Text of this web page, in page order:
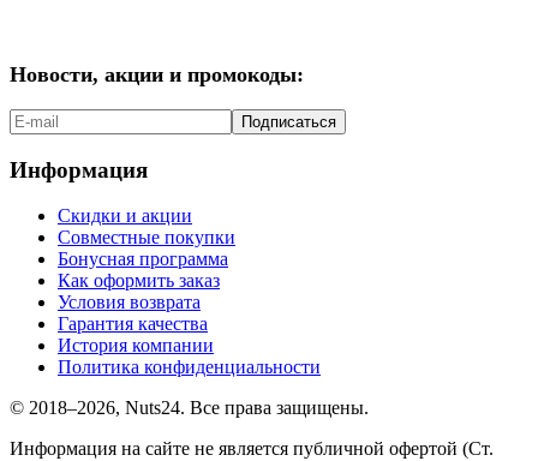
Новости, акции и промокоды:
Подписаться
Информация
Скидки и акции
Совместные покупки
Бонусная программа
Как оформить заказ
Условия возврата
Гарантия качества
История компании
Политика конфиденциальности
© 2018–2026, Nuts24. Все права защищены.
Информация на сайте не является публичной офертой (Ст.